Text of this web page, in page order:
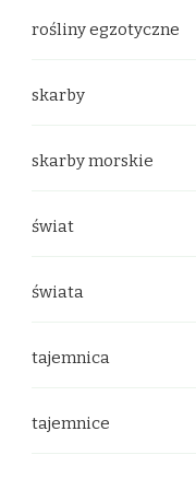
rośliny egzotyczne
skarby
skarby morskie
świat
świata
tajemnica
tajemnice